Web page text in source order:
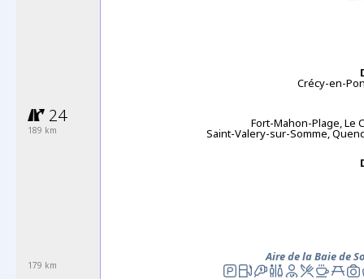
Crécy-en-
24
189 km Fort-Mahon-Plage, Le
Saint-Valery-sur-Somme,
179 km
Aire de la Baie de